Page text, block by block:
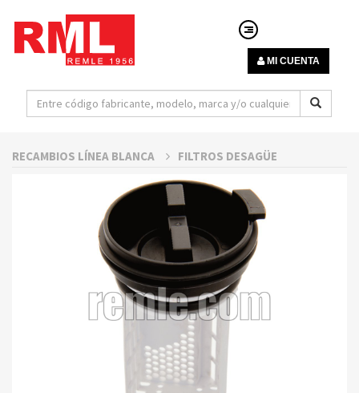
MI CUENTA
RECAMBIOS LÍNEA BLANCA FILTROS DESAGÜE